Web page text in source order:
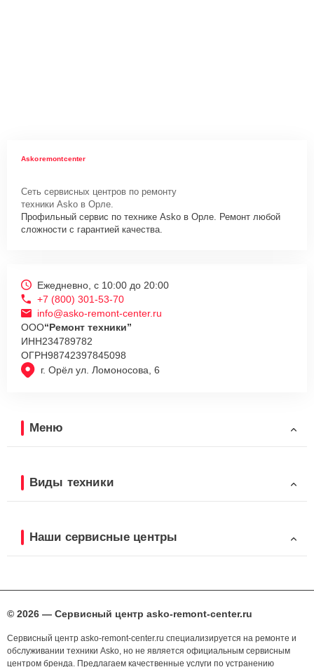
Askoremontcenter
Сеть сервисных центров по ремонту
техники Asko в Орле.
Профильный сервис по технике Asko в Орле. Ремонт любой
сложности с гарантией качества.
г. Орёл ул. Ломоносова, 6
Ежедневно, с 10:00 до 20:00
+7 (800) 301-53-70
info@asko-remont-center.ru
ООО“Ремонт техники”
ИНН234789782
ОГРН98742397845098
Меню
Виды техники
Наши сервисные центры
© 2026 — Сервисный центр asko-remont-center.ru
Сервисный центр asko-remont-center.ru специализируется на ремонте и
обслуживании техники Asko, но не является официальным сервисным
центром бренда. Предлагаем качественные услуги по устранению